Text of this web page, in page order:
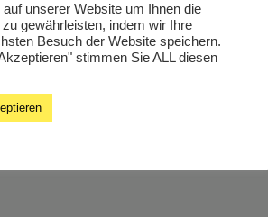
unserer Website um Ihnen die
gewährleisten, indem wir Ihre
Besuch der Website speichern.
stimmen Sie ALL diesen